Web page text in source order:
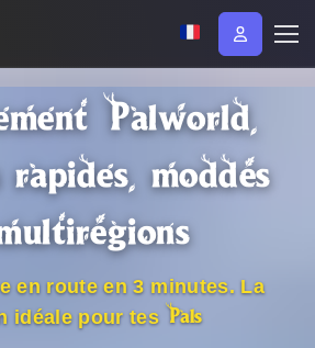
Palworld,
moddés
en route en 3 minutes. La
idéale pour tes Pals